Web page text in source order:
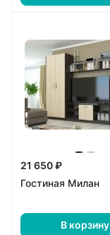
21 650 ₽
Гостиная Милан
В корзину